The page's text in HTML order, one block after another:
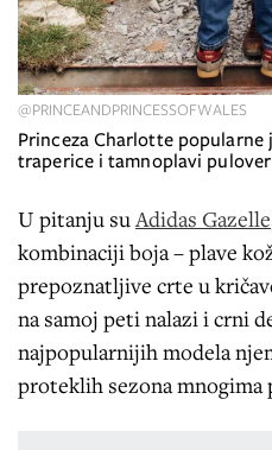
Princeza Charlotte
traperice i tamnoplavi pulover
@PRINCEANDPRINCESSOFWALES
U pitanju su Adidas Gazelle
kombinaciji boja – plave
prepoznatljive crte u
na samoj peti nalazi i crni
najpopularnijih modela
proteklih sezona